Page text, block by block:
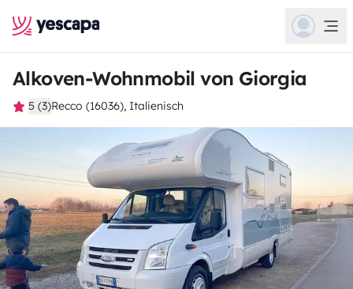
Alkoven-Wohnmobil von Giorgia
5 (3)Recco (16036), Italienisch